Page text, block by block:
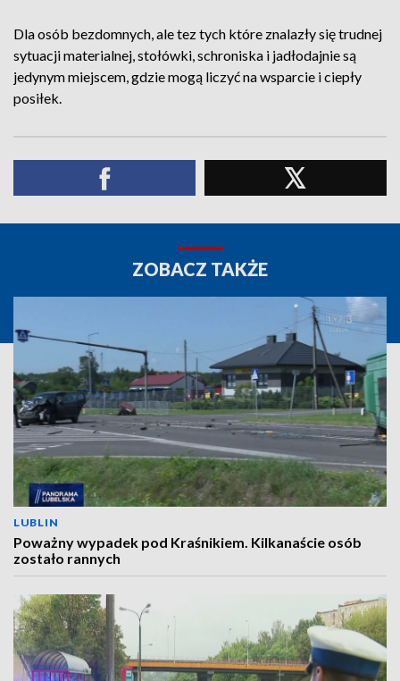
Dla osób bezdomnych, ale tez tych które znalazły się trudnej
sytuacji materialnej, stołówki, schroniska i jadłodajnie są
jedynym miejscem, gdzie mogą liczyć na wsparcie i ciepły
posiłek.
ZOBACZ TAKŻE
LUBLIN
Poważny wypadek pod Kraśnikiem. Kilkanaście osób
zostało rannych